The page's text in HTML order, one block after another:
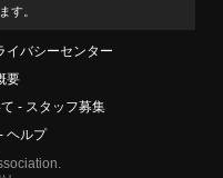
す。
イバシーセンター
要
スタッフ募集
ヘルプ